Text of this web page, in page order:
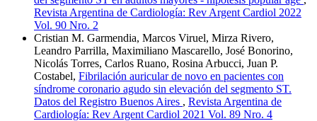
Revista Argentina de Cardiología: Rev Argent Cardiol 2022
Vol. 90 Nro. 2
Cristian M. Garmendia, Marcos Viruel, Mirza Rivero,
Leandro Parrilla, Maximiliano Mascarello, José Bonorino,
Nicolás Torres, Carlos Ruano, Rosina Arbucci, Juan P.
Costabel, Fibrilación auricular de novo en pacientes con
síndrome coronario agudo sin elevación del segmento ST.
Datos del Registro Buenos Aires , Revista Argentina de
Cardiología: Rev Argent Cardiol 2021 Vol. 89 Nro. 4